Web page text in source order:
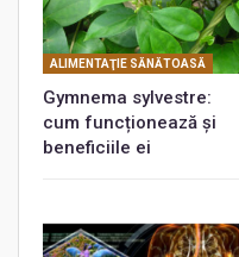
ALIMENTAŢIE SĂNĂTOASĂ
Gymnema sylvestre:
cum funcționează și
beneficiile ei